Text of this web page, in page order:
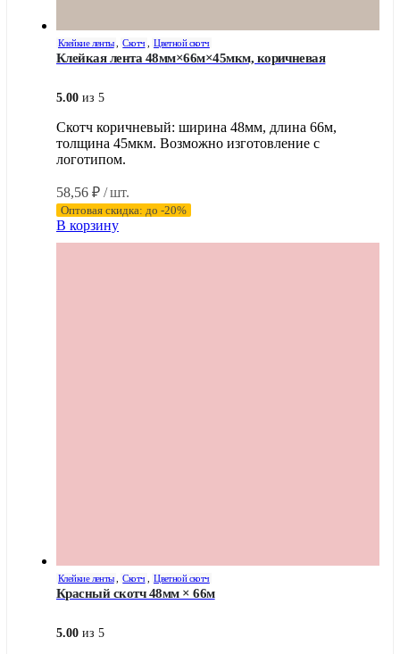
Клейкие ленты, Скотч , Цветной скотч
Клейкая лента 48мм×66м×45мкм, коричневая
5.00 из 5
Скотч коричневый: ширина 48мм, длина 66м,
толщина 45мкм. Возможно изготовление с
логотипом.
58,56 ₽ / шт.
Оптовая скидка: до -20%
В корзину
Клейкие ленты, Скотч , Цветной скотч
Красный скотч 48мм × 66м
5.00 из 5